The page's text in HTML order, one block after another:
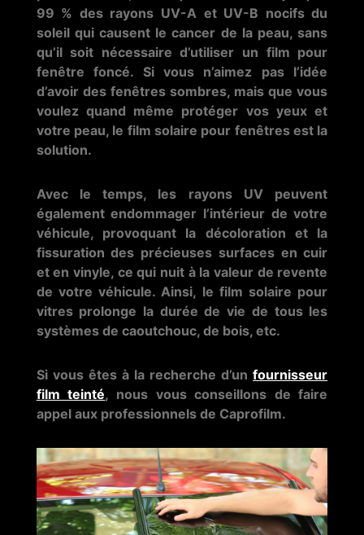
99 % des rayons UV-A et UV-B nocifs du
soleil qui causent le cancer de la peau, sans
qu’il soit nécessaire d’utiliser un film pour
fenêtre foncé. Si vous n’aimez pas l’idée
d’avoir des fenêtres sombres, mais que vous
voulez quand même protéger vos yeux et
votre peau, le film solaire pour fenêtres est la
solution.
Avec le temps, les rayons UV peuvent
également endommager l’intérieur de votre
véhicule, provoquant la décoloration et la
fissuration des précieuses surfaces en cuir
et en vinyle, ce qui nuit à la valeur de revente
de votre véhicule. Ainsi, le film solaire pour
vitres prolonge la durée de vie de tous les
systèmes de caoutchouc, de bois, etc.
Si vous êtes à la recherche d’unfournisseur
film teinté, nous vous conseillons de faire
appel aux professionnels de Caprofilm.